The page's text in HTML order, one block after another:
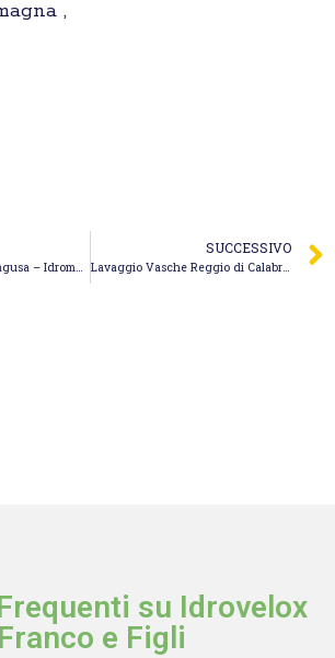
,
Lavaggio Vasche Ragusa – Idromeccanica Srl
SUCCESSIVO
Lavaggio Vasche Reggio di Calabria – Autospurgo Ardea
su Idrovelox
e Figli